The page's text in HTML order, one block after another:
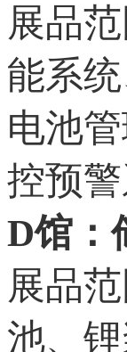
展品
能系
电池
控预
D馆：
展品
池、